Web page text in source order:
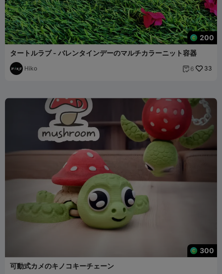
200
タートルラブ - バレンタインデーのマルチカラーニット容器
Hiko  6 33
300
可動式カメのキノコキーチェーン